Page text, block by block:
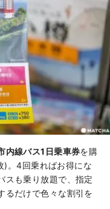
内線バス1日乗車券を購
)。4回乗ればお得にな
スも乗り放題で、指定
るだけで色々な割引を